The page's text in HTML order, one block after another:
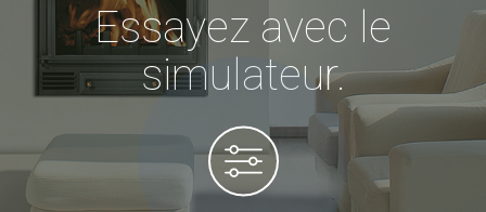
Essayez avec le
simulateur.